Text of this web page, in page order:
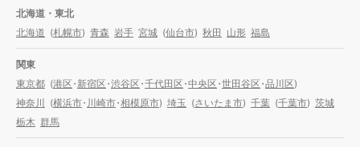
北海道・東北
北海道 (札幌市) 青森 岩手 宮城 (仙台市) 秋田 山形 福島
関東
東京都 (港区・新宿区・渋谷区・千代田区・中央区・世田谷区・品川区)
神奈川
(横浜市・川崎市・相模原市) 埼玉 (さいたま市) 千葉 (千葉市) 茨城
栃木 群馬